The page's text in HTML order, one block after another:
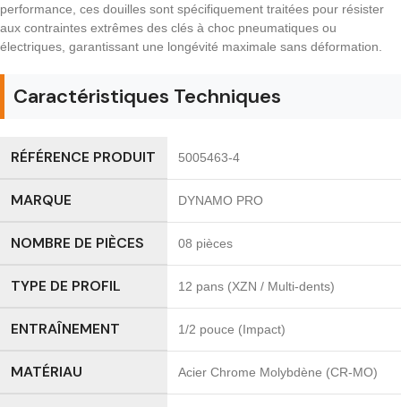
performance, ces douilles sont spécifiquement traitées pour résister
aux contraintes extrêmes des clés à choc pneumatiques ou
électriques, garantissant une longévité maximale sans déformation.
Caractéristiques Techniques
RÉFÉRENCE PRODUIT 5005463-4
MARQUE DYNAMO PRO
NOMBRE DE PIÈCES 08 pièces
TYPE DE PROFIL 12 pans (XZN / Multi-dents)
ENTRAÎNEMENT 1/2 pouce (Impact)
MATÉRIAU Acier Chrome Molybdène (CR-MO)